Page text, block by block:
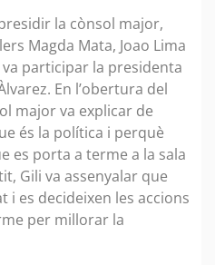
la cònsol major,
Magda Mata, Joao Lima
participar la presidenta
En l’obertura del
major va explicar de
és la política i perquè
es porta a terme a la sala
Gili va assenyalar que
i es decideixen les accions
per millorar la